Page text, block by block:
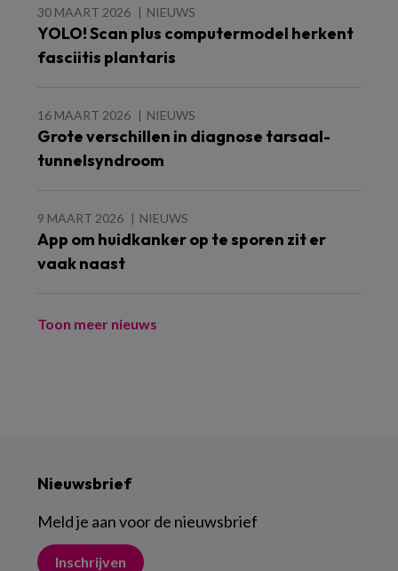
30 MAART 2026 NIEUWS
YOLO! Scan plus computermodel herkent
fasciitis plantaris
16 MAART 2026 NIEUWS
Grote verschillen in diagnose tarsaal-
tunnelsyndroom
9 MAART 2026 NIEUWS
App om huidkanker op te sporen zit er
vaak naast
Toon meer nieuws
Nieuwsbrief
Meld je aan voor de nieuwsbrief
Inschrijven